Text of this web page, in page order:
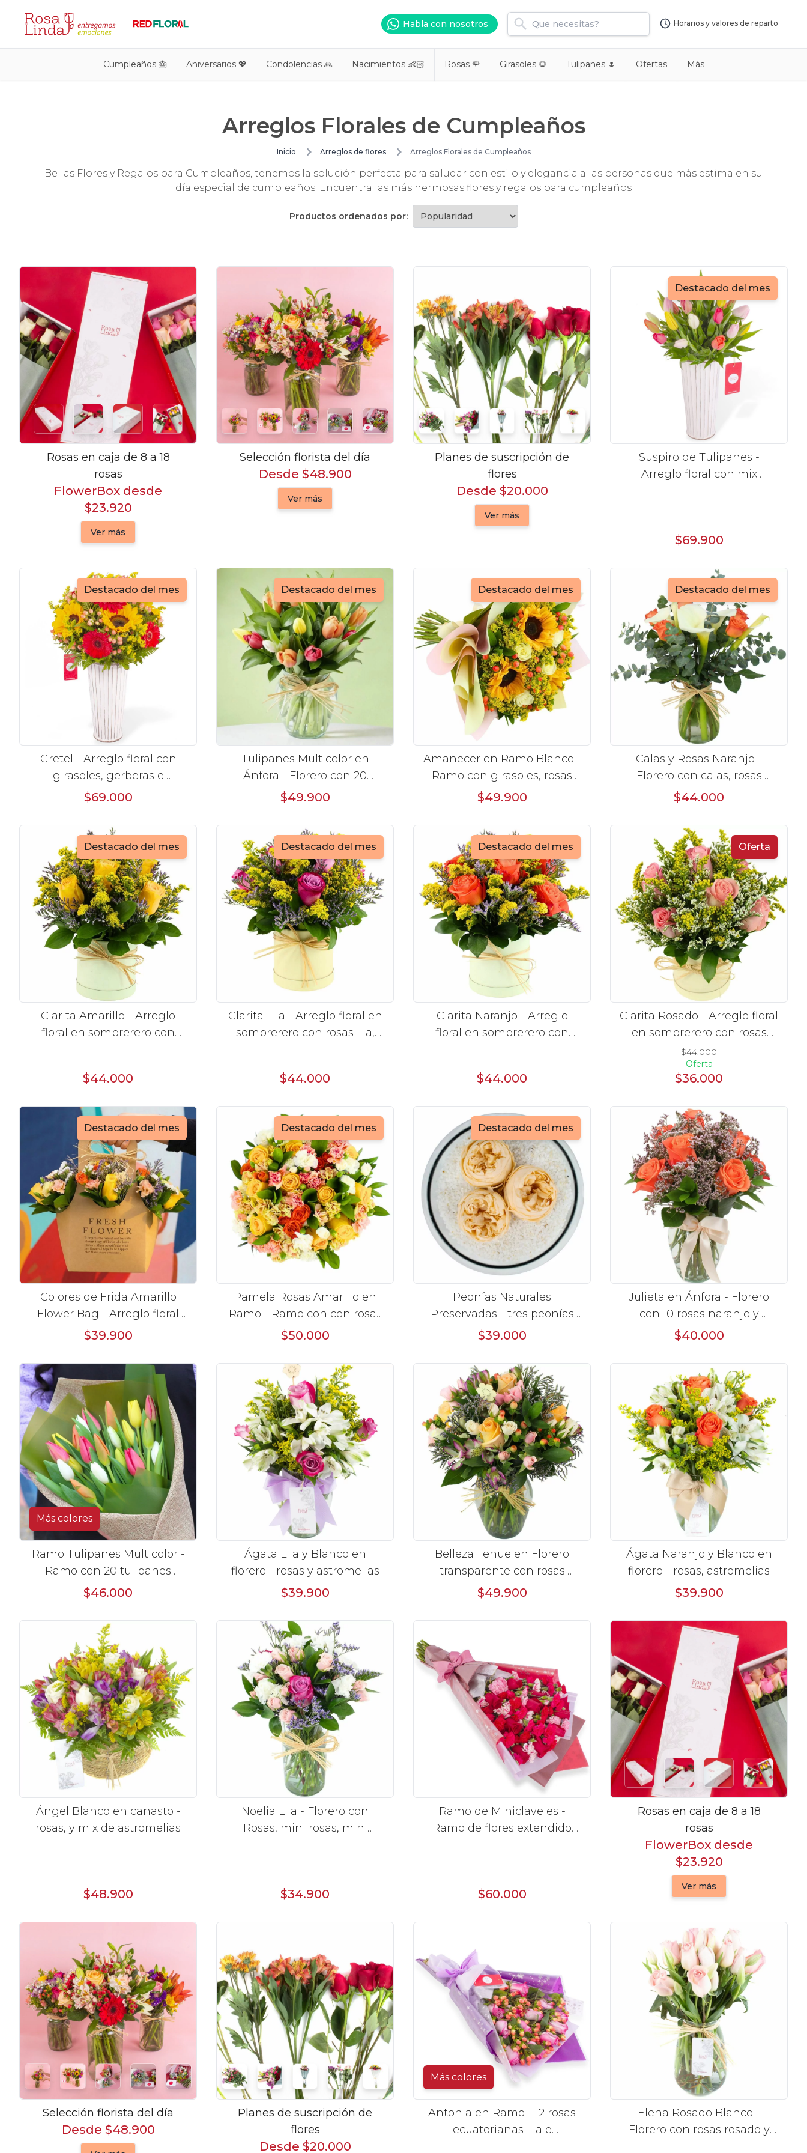
Habla con nosotros Horarios y valores de reparto
Cumpleaños 🎂 Aniversarios 💖 Condolencias 🙏 Nacimientos 👶🏻 Rosas 🌹 Girasoles 🌻 Tulipanes 🌷 Ofertas Más
Arreglos Florales de Cumpleaños
Inicio Arreglos de flores Arreglos Florales de Cumpleaños
Bellas Flores y Regalos para Cumpleaños, tenemos la solución perfecta para saludar con estilo y elegancia a las personas que más estima en su
día especial de cumpleaños. Encuentra las más hermosas flores y regalos para cumpleaños
Productos ordenados por:
Rosas en caja de 8 a 18
rosas
FlowerBox desde
$23.920
Ver más
Selección florista del día
Desde $48.900
Ver más
Planes de suscripción de
flores
Desde $20.000
Ver más
Destacado del mes
Suspiro de Tulipanes -
Arreglo floral con mix
$69.900
Destacado del mes
Gretel - Arreglo floral con
girasoles, gerberas e
hypericum
$69.000
Destacado del mes
Tulipanes Multicolor en
Ánfora - Florero con 20
tulipanes multicolores
$49.900
Destacado del mes
Amanecer en Ramo Blanco -
Ramo con girasoles, rosas
Blanco e hypericum
$49.900
Destacado del mes
Calas y Rosas Naranjo -
Florero con calas, rosas
naranjo y eucaliptus dolar
$44.000
Destacado del mes
Clarita Amarillo - Arreglo
floral en sombrerero con
$44.000
Destacado del mes
Clarita Lila - Arreglo floral en
sombrerero con rosas lila,
$44.000
Destacado del mes
Clarita Naranjo - Arreglo
floral en sombrerero con
$44.000
Oferta
Clarita Rosado - Arreglo floral
en sombrerero con rosas
Rosado, limonium y vara de
oro
$44.000
Oferta
$36.000
Destacado del mes
Colores de Frida Amarillo
Flower Bag - Arreglo floral
con rosas, claveles, estate y
$39.900
Destacado del mes
Pamela Rosas Amarillo en
Ramo - Ramo con con rosas
amarillo y mini claveles
$50.000
Destacado del mes
Peonías Naturales
Preservadas - tres peonías
preservadas en pecera vidrio
$39.000
Julieta en Ánfora - Florero
con 10 rosas naranjo y
limonium
$40.000
Más colores
Ramo Tulipanes Multicolor -
Ramo con 20 tulipanes
multicolor
$46.000
Ágata Lila y Blanco en
florero - rosas y astromelias
$39.900
Belleza Tenue en Florero
transparente con rosas
damasco, mini claveles,
$49.900
Ágata Naranjo y Blanco en
florero - rosas, astromelias
$39.900
Ángel Blanco en canasto -
rosas, y mix de astromelias
$48.900
Noelia Lila - Florero con
Rosas, mini rosas, mini
$34.900
Ramo de Miniclaveles -
Ramo de flores extendido
$60.000
Rosas en caja de 8 a 18
rosas
FlowerBox desde
$23.920
Ver más
Selección florista del día
Desde $48.900
Planes de suscripción de
flores
Desde $20.000
Más colores
Antonia en Ramo - 12 rosas
ecuatorianas lila e
Elena Rosado Blanco -
Florero con rosas rosado y